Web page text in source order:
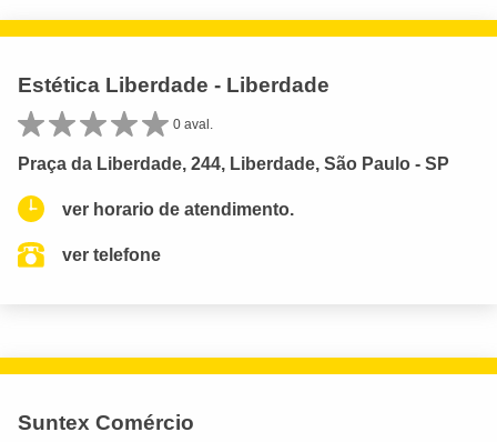
Estética Liberdade - Liberdade
0 aval.
Praça da Liberdade, 244, Liberdade, São Paulo - SP
ver horario de atendimento.
ver telefone
Suntex Comércio